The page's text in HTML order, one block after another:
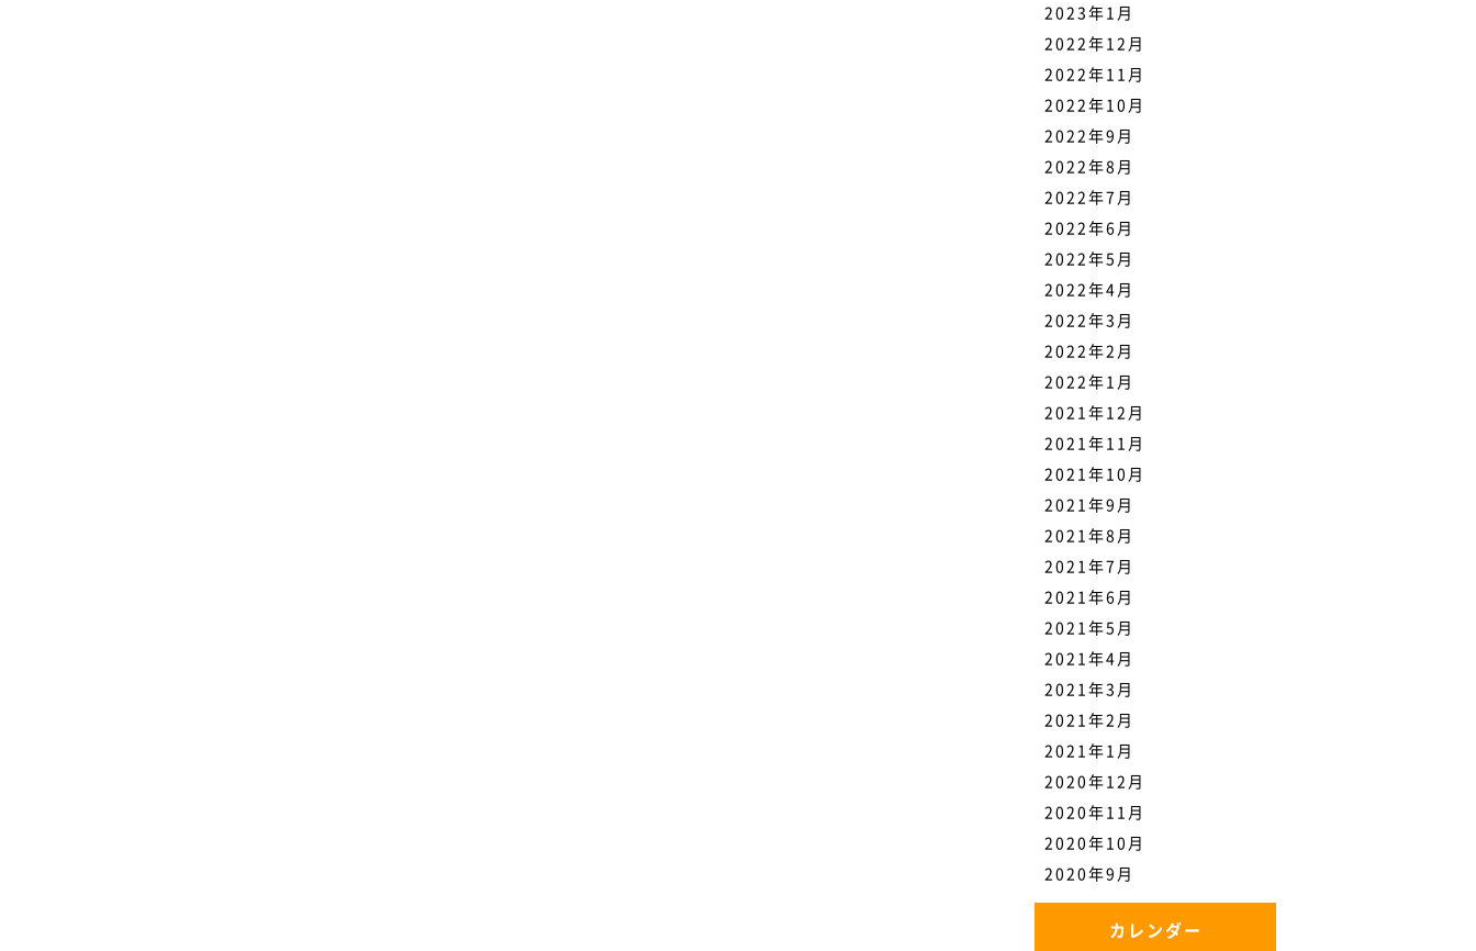
2023年1月
2022年12月
2022年11月
2022年10月
2022年9月
2022年8月
2022年7月
2022年6月
2022年5月
2022年4月
2022年3月
2022年2月
2022年1月
2021年12月
2021年11月
2021年10月
2021年9月
2021年8月
2021年7月
2021年6月
2021年5月
2021年4月
2021年3月
2021年2月
2021年1月
2020年12月
2020年11月
2020年10月
2020年9月
カレンダー